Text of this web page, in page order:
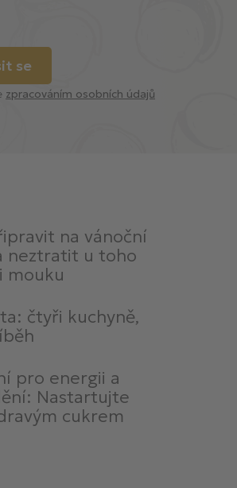
se
zpracováním osobních údajů
na vánoční
neztratit u toho
mouku
čtyři kuchyně,
pro energii a
Nastartujte
cukrem